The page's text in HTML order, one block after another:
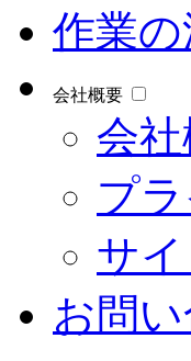
作業
会社概要
会
プ
サ
お問